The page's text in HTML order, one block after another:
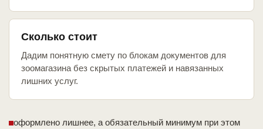
Сколько стоит
Дадим понятную смету по блокам документов для
зоомагазина без скрытых платежей и навязанных
лишних услуг.
оформлено лишнее, а обязательный минимум при этом